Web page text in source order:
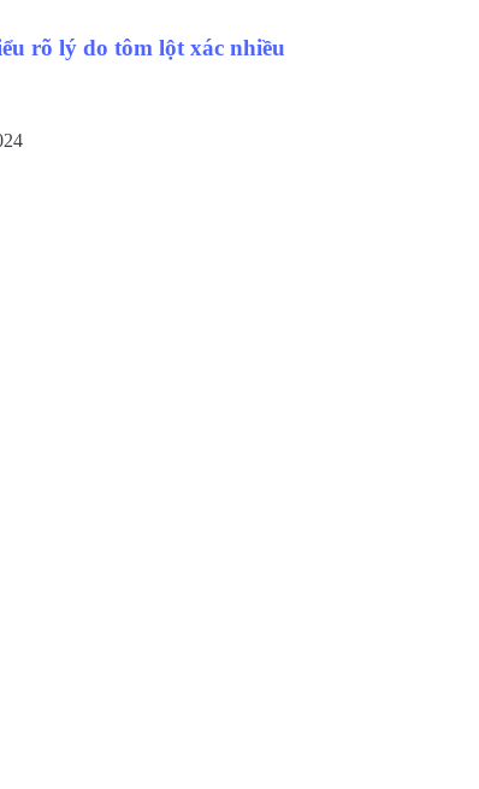
rõ lý do tôm lột xác nhiều